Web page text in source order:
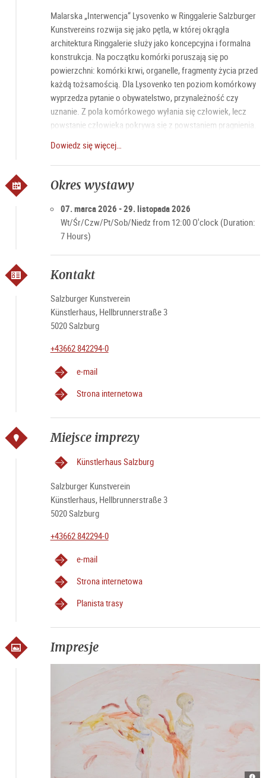
Malarska „Interwencja“ Lysovenko w Ringgalerie Salzburger
Kunstvereins rozwija się jako pętla, w której okrągła
architektura Ringgalerie służy jako koncepcyjna i formalna
konstrukcja. Na początku komórki poruszają się po
powierzchni: komórki krwi, organelle, fragmenty życia przed
każdą tożsamością. Dla Lysovenko ten poziom komórkowy
wyprzedza pytanie o obywatelstwo, przynależność czy
uznanie. Z pola komórkowego wyłania się człowiek, lecz
powstanie człowieka pokrywa się z powstaniem pragnienia.
czytelności. Czy są ludzkie? „Zasługują“ na życie? Już samo
pytanie jest przemocą, która wskazuje na centralny temat tej
wystawy: dehumanizacja.
Dowiedz się więcej…
Okres wystawy
07. marca 2026 - 29. listopada 2026
Wt/Śr/Czw/Pt/Sob/Niedz from 12:00 O'clock (Duration:
7 Hours)
Kontakt
Salzburger Kunstverein
Künstlerhaus, Hellbrunnerstraße 3
5020 Salzburg
+43662 842294-0
e-mail
Strona internetowa
Miejsce imprezy
Künstlerhaus Salzburg
Salzburger Kunstverein
Künstlerhaus, Hellbrunnerstraße 3
5020 Salzburg
+43662 842294-0
e-mail
Strona internetowa
Planista trasy
Impresje